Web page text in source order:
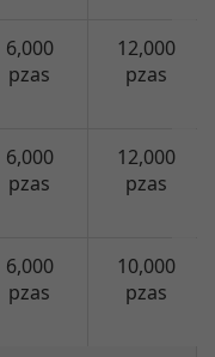
6,000
pzas
12,000
pzas
6,000
pzas
12,000
pzas
6,000
pzas
10,000
pzas